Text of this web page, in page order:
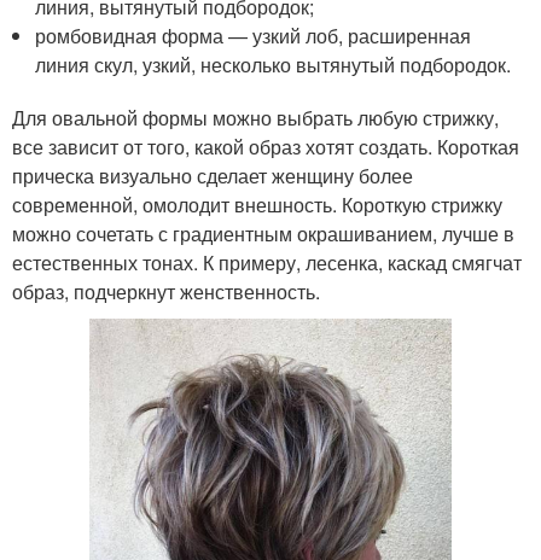
линия, вытянутый подбородок;
ромбовидная форма — узкий лоб, расширенная
линия скул, узкий, несколько вытянутый подбородок.
Для овальной формы можно выбрать любую стрижку,
все зависит от того, какой образ хотят создать. Короткая
прическа визуально сделает женщину более
современной, омолодит внешность. Короткую стрижку
можно сочетать с градиентным окрашиванием, лучше в
естественных тонах. К примеру, лесенка, каскад смягчат
образ, подчеркнут женственность.